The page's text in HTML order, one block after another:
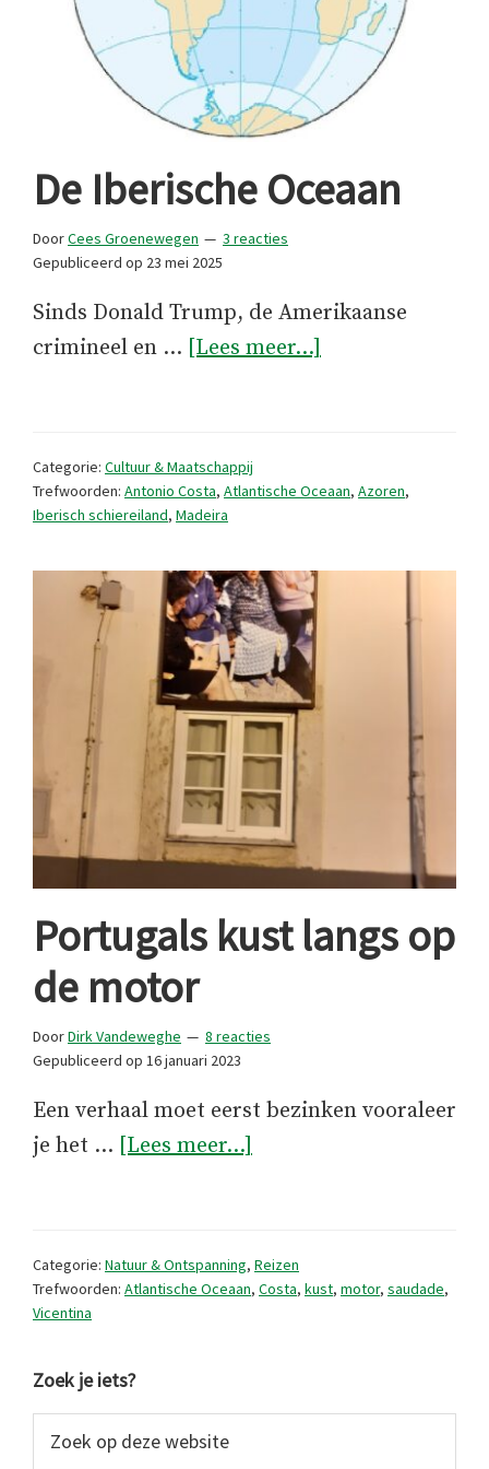
De Iberische Oceaan
DoorCees Groenewegen
3 reacties
Gepubliceerd op 23 mei 2025
Sinds Donald Trump, de Amerikaanse
crimineel en … [Lees meer...]
Categorie: Cultuur & Maatschappij
Trefwoorden: Antonio Costa, Atlantische Oceaan, Azoren,
Iberisch schiereiland, Madeira
Portugals kust langs op
de motor
DoorDirk Vandeweghe
8 reacties
Gepubliceerd op 16 januari 2023
Een verhaal moet eerst bezinken vooraleer
je het … [Lees meer...]
de
Categorie: Natuur & Ontspanning, Reizen
Trefwoorden: Atlantische Oceaan, Costa, kust, motor, saudade,
Vicentina
Primaire
Sidebar
Zoek je iets?
op